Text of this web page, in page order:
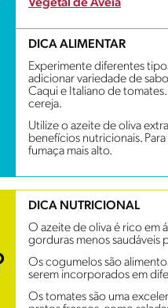
Vegetal de Aveia
DICA ALIMENTAR
Experimente diferentes
adicionar variedade de
Caqui e Italiano de
cereja.
Utilize o azeite de oliva
benefícios nutricionais.
fumaça mais alto.
DICA NUTRICIONAL
O azeite de oliva é rico em
gorduras menos saudáveis
Os cogumelos são
serem incorporados em
Os tomates são uma